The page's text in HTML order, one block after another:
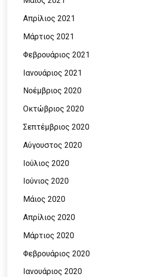
Απρίλιος 2021
Μάρτιος 2021
Φεβρουάριος 2021
Ιανουάριος 2021
Νοέμβριος 2020
Οκτώβριος 2020
Σεπτέμβριος 2020
Αύγουστος 2020
Ιούλιος 2020
Ιούνιος 2020
Μάιος 2020
Απρίλιος 2020
Μάρτιος 2020
Φεβρουάριος 2020
Ιανουάριος 2020